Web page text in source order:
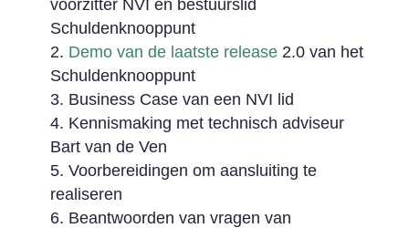
voorzitter NVI en bestuurslid
Schuldenknooppunt
Demo van de laatste release2.0 van het
Schuldenknooppunt
Business Case van een NVI lid
Kennismaking met technisch adviseur
Bart van de Ven
Voorbereidingen om aansluiting te
realiseren
Beantwoorden van vragen van